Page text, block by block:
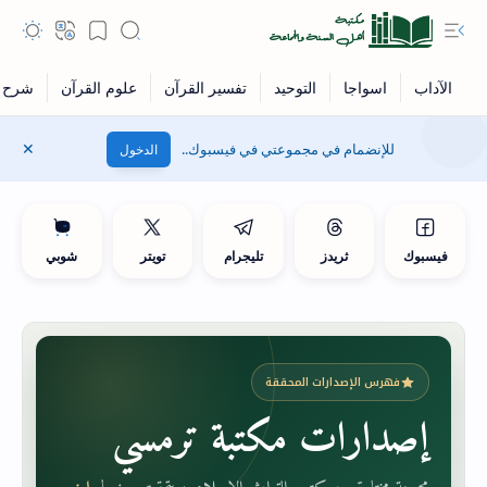
للإنضمام في مجموعتي في فيسبوك.. الدخول
فيسبوك ثريدز تليجرام تويتر شوبي
فهرس الإصدارات المحققة
إصدارات مكتبة ترمسي